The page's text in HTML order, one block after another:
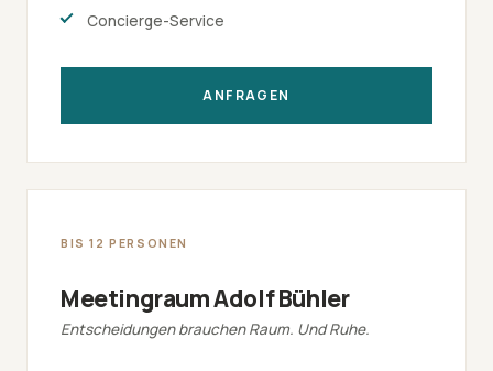
Concierge-Service
ANFRAGEN
BIS 12 PERSONEN
Meetingraum Adolf Bühler
Entscheidungen brauchen Raum. Und Ruhe.